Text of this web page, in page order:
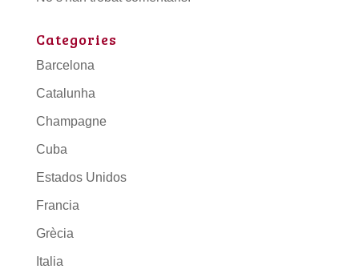
Categories
Barcelona
Catalunha
Champagne
Cuba
Estados Unidos
Francia
Grècia
Italia